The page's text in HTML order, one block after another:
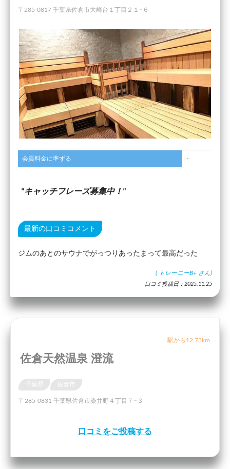
〒285-0817 千葉県佐倉市大崎台１丁目２１−６
会員料金に準ずる -
キャッチフレーズ募集中！
最新の口コミコメント
ジムのあとのサウナでがっつりあったまって最高だった
( トレーニーB+ さん)
口コミ投稿日：2025.11.25
駅から12.73km
佐倉天然温泉 澄流
千葉県
〒285-0831 千葉県佐倉市染井野４丁目７−３
口コミをご投稿する